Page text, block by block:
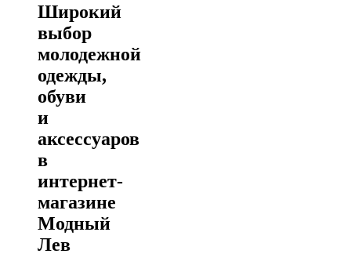
Широкий
выбор
молодежной
одежды,
обуви
и
аксессуаров
в
интернет-
магазине
Модный
Лев